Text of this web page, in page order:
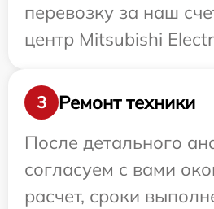
перевозку за наш
центр Mitsubishi
3
Ремонт техники
После детального
согласуем с вами
расчет, сроки